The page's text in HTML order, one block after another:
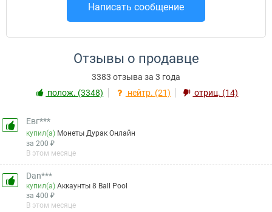
Написать сообщение
Отзывы о продавце
3383 отзыва за 3 года
полож. (3348)
нейтр. (21) отриц. (14)
Евг***
купил(а) Монеты Дурак Онлайн
за 200 ₽
В этом месяце
Dan***
купил(а)Аккаунты 8 Ball Pool
за 400 ₽
В этом месяце